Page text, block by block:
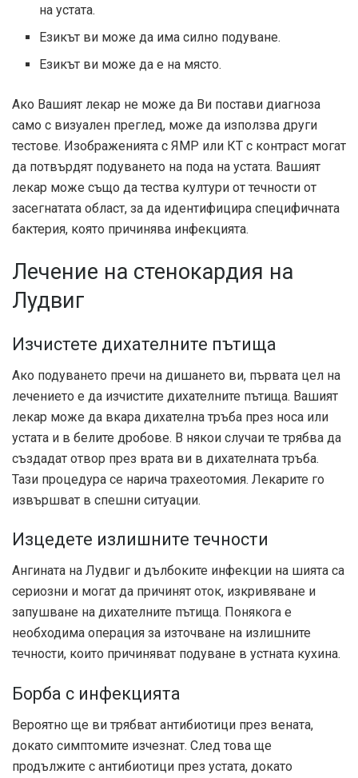
на устата.
Езикът ви може да има силно подуване.
Езикът ви може да е на място.
Ако Вашият лекар не може да Ви постави диагноза
само с визуален преглед, може да използва други
тестове. Изображенията с ЯМР или КТ с контраст могат
да потвърдят подуването на пода на устата. Вашият
лекар може също да тества култури от течности от
засегнатата област, за да идентифицира специфичната
бактерия, която причинява инфекцията.
Лечение на стенокардия на
Лудвиг
Изчистете дихателните пътища
Ако подуването пречи на дишането ви, първата цел на
лечението е да изчистите дихателните пътища. Вашият
лекар може да вкара дихателна тръба през носа или
устата и в белите дробове. В някои случаи те трябва да
създадат отвор през врата ви в дихателната тръба.
Тази процедура се нарича трахеотомия. Лекарите го
извършват в спешни ситуации.
Изцедете излишните течности
Ангината на Лудвиг и дълбоките инфекции на шията са
сериозни и могат да причинят оток, изкривяване и
запушване на дихателните пътища. Понякога е
необходима операция за източване на излишните
течности, които причиняват подуване в устната кухина.
Борба с инфекцията
Вероятно ще ви трябват антибиотици през вената,
докато симптомите изчезнат. След това ще
продължите с антибиотици през устата, докато